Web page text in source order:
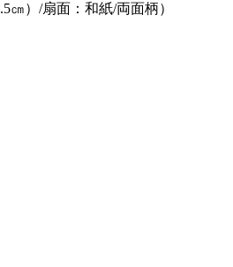
㎝）/扇面：和紙/両面柄）